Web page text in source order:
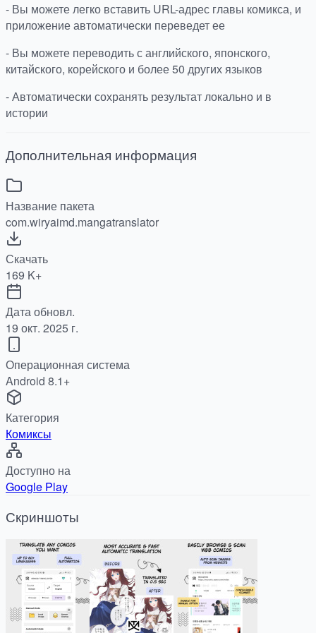
- Вы можете легко вставить URL-адрес главы комикса, и
приложение автоматически переведет ее
- Вы можете переводить с английского, японского,
китайского, корейского и более 50 других языков
- Автоматически сохранять результат локально и в
истории
Дополнительная информация
Название пакета
com.wiryaimd.mangatranslator
Скачать
169 K+
Дата обновл.
19 окт. 2025 г.
Операционная система
Android 8.1+
Категория
Комиксы
Доступно на
Google Play
Скриншоты